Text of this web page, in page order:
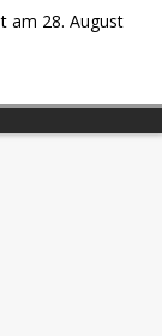
am 28. August